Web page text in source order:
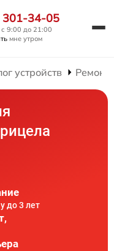
301-34-05
9:00 до 21:00
мне утром
устройств Ремонт
до 3 лет